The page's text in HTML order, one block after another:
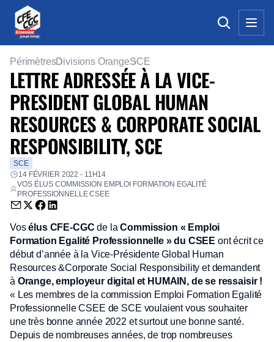
PérimètresDivisions OrangeSCE
LETTRE ADRESSÉE À LA VICE-
PRESIDENT GLOBAL HUMAN
RESOURCES & CORPORATE SOCIAL
RESPONSIBILITY, SCE
SCE
14 FÉVRIER 2022 - 11H14
VOS ÉLUS COMMISSION EMPLOI FORMATION EGALITÉ
PROFESSIONNELLE CSEE
Envoyer par email (nouvelle fenêtre)
Partager sur Twitter (nouvelle fenêtre)
Partager sur Facebook (nouvelle fenêtre)
Partager sur LinkedIn (nouvelle fenêtre)
Vosélus CFE-CGC de laCommission « Emploi
Formation Egalité Professionnelle » du CSEE ont écrit ce
début d’année à la Vice-Présidente Global Human
Resources &Corporate Social Responsibility et demandent
à Orange, employeur digital et HUMAIN, de se ressaisir !
« Les membres de la commission Emploi Formation Egalité
Professionnelle CSEE de SCE voulaient vous souhaiter
une très bonne année 2022 et surtout une bonne santé.
Depuis de nombreuses années, de trop nombreuses